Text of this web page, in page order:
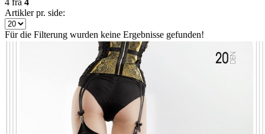
Artikler pr. side:
Für die Filterung wurden keine Ergebnisse gefunden!